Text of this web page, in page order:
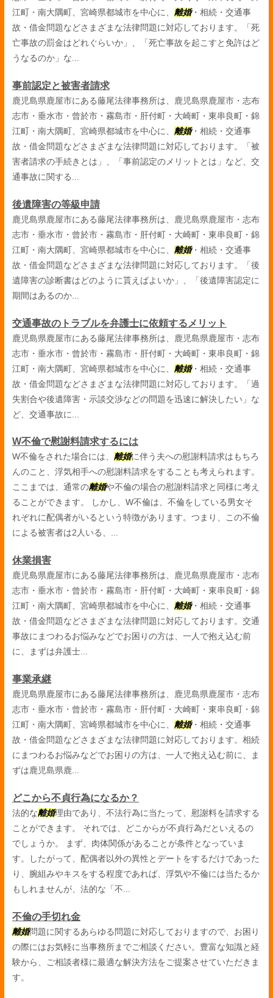
江町・南大隅町、宮崎県都城市を中心に、 離婚・相続・交通事
故・借金問題などさまざまな法律問題に対応しております。「死
亡事故の罰金はどれぐらいか」、「死亡事故を起こすと免許はど
うなるのか」な...
事前認定と被害者請求
鹿児島県鹿屋市にある藤尾法律事務所は、鹿児島県鹿屋市・志布
志市・垂水市・曾於市・霧島市・肝付町・大崎町・東串良町・錦
江町・南大隅町、宮崎県都城市を中心に、 離婚・相続・交通事
故・借金問題などさまざまな法律問題に対応しております。「被
害者請求の手続きとは」、「事前認定のメリットとは」など、交
通事故に関する...
後遺障害の等級申請
鹿児島県鹿屋市にある藤尾法律事務所は、鹿児島県鹿屋市・志布
志市・垂水市・曾於市・霧島市・肝付町・大崎町・東串良町・錦
江町・南大隅町、宮崎県都城市を中心に、 離婚・相続・交通事
故・借金問題などさまざまな法律問題に対応しております。「後
遺障害の診断書はどのように貰えばよいか」、「後遺障害認定に
期間はあるのか...
交通事故のトラブルを弁護士に依頼するメリット
鹿児島県鹿屋市にある藤尾法律事務所は、鹿児島県鹿屋市・志布
志市・垂水市・曾於市・霧島市・肝付町・大崎町・東串良町・錦
江町・南大隅町、宮崎県都城市を中心に、 離婚・相続・交通事
故・借金問題などさまざまな法律問題に対応しております。「過
失割合や後遺障害・示談交渉などの問題を迅速に解決したい」な
ど、交通事故に...
W不倫で慰謝料請求するには
W不倫をされた場合には、 離婚に伴う夫への慰謝料請求はもちろ
んのこと、浮気相手への慰謝料請求をすることも考えられます。
ここまでは、通常の離婚や不倫の場合の慰謝料請求と同様に考え
ることができます。 しかし、W不倫は、不倫をしている男女そ
れぞれに配偶者がいるという特徴があります。つまり、この不倫
による被害者は2人いる、...
休業損害
鹿児島県鹿屋市にある藤尾法律事務所は、鹿児島県鹿屋市・志布
志市・垂水市・曾於市・霧島市・肝付町・大崎町・東串良町・錦
江町・南大隅町、宮崎県都城市を中心に、 離婚・相続・交通事
故・借金問題などさまざまな法律問題に対応しております。交通
事故にまつわるお悩みなどでお困りの方は、一人で抱え込む前
に、まずは弁護士...
事業承継
鹿児島県鹿屋市にある藤尾法律事務所は、鹿児島県鹿屋市・志布
志市・垂水市・曾於市・霧島市・肝付町・大崎町・東串良町・錦
江町・南大隅町、宮崎県都城市を中心に、 離婚・相続・交通事
故・借金問題などさまざまな法律問題に対応しております。相続
にまつわるお悩みなどでお困りの方は、一人で抱え込む前に、ま
ずは鹿児島県鹿...
どこから不貞行為になるか？
法的な離婚理由であり、不法行為に当たって、慰謝料を請求する
ことができます。 それでは、どこからが不貞行為だといえるの
でしょうか。 まず、肉体関係があることが条件となっていま
す。したがって、配偶者以外の異性とデートをするだけであった
り、腕組みやキスをする程度であれば、浮気や不倫には当たるか
もしれませんが、法的な「不...
不倫の手切れ金
離婚問題に関するあらゆる問題に対応しておりますので、お困り
の際にはお気軽に当事務所までご相談ください。豊富な知識と経
験から、ご相談者様に最適な解決方法をご提案させていただきま
す。